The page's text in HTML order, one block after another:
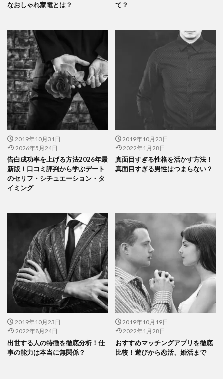
なおしゃれ家電とは？
て？
2019年10月31日
2026年5月24日
告白成功率を上げる方法2026年最
新版！口コミ評判から学ぶデート
のセリフ・シチュエーション・タ
イミング
2019年10月23日
2022年1月28日
真面目すぎる性格を活かす方法！
真面目すぎる男性はつまらない？
2019年10月23日
2022年8月24日
出世する人の特徴を徹底分析！仕
事の能力は本当に無関係？
2019年10月19日
2022年1月28日
おすすめマッチングアプリを徹底
比較！遊びから恋活、婚活まで